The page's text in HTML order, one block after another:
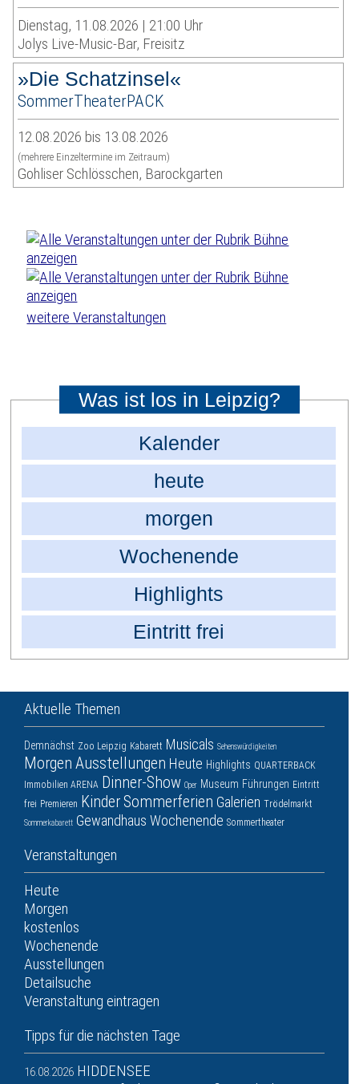
Dienstag, 11.08.2026 | 21:00 Uhr
Jolys Live-Music-Bar, Freisitz
»Die Schatzinsel«
SommerTheaterPACK
12.08.2026 bis 13.08.2026
(mehrere Einzeltermine im Zeitraum)
Gohliser Schlösschen, Barockgarten
weitere Veranstaltungen
Was ist los in Leipzig?
Kalender
heute
morgen
Wochenende
Highlights
Eintritt frei
Aktuelle Themen
Demnächst Zoo Leipzig Kabarett Musicals Sehenswürdigkeiten
Morgen Ausstellungen Heute Highlights QUARTERBACK
Immobilien ARENA Dinner-Show Oper Museum Führungen Eintritt
frei Premieren KinderSommerferien Galerien Trödelmarkt
Sommerkabarett Gewandhaus Wochenende Sommertheater
Veranstaltungen
Heute
Morgen
kostenlos
Wochenende
Ausstellungen
Detailsuche
Veranstaltung eintragen
Tipps für die nächsten Tage
16.08.2026 HIDDENSEE